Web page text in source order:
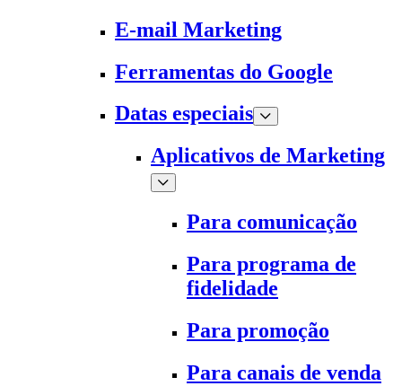
E-mail Marketing
Ferramentas do Google
Datas especiais
Aplicativos de Marketing
Para comunicação
Para programa de
fidelidade
Para promoção
Para canais de venda